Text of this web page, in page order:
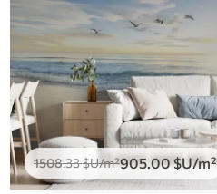
1508.33$U/m²905.00$U/m²